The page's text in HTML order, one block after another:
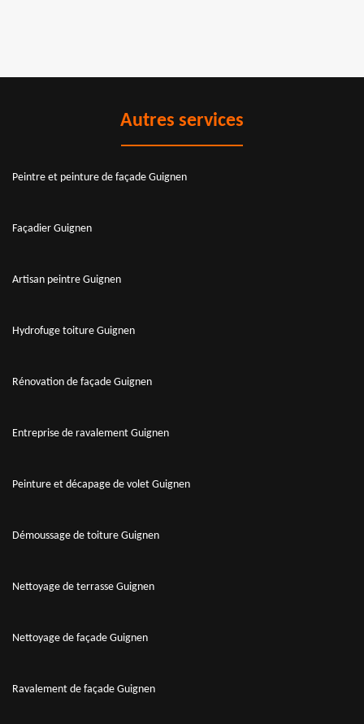
Autres services
Peintre et peinture de façade Guignen
Façadier Guignen
Artisan peintre Guignen
Hydrofuge toiture Guignen
Rénovation de façade Guignen
Entreprise de ravalement Guignen
Peinture et décapage de volet Guignen
Démoussage de toiture Guignen
Nettoyage de terrasse Guignen
Nettoyage de façade Guignen
Ravalement de façade Guignen